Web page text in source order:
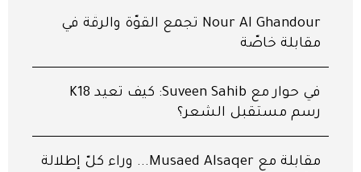
Nour Al Ghandour تجمع القوّة والرقّة في
مقابلة خاصّة
في حوار مع Suveen Sahib: كيف تعيد K18
رسم مستقبل الشعر؟
مقابلة مع Musaed Alsaqer... وراء كلّ إطلالة